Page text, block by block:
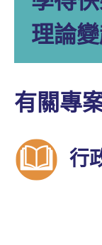
理論
有關專
行